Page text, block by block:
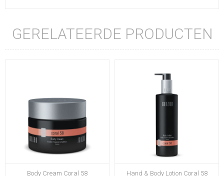
GERELATEERDE PRODUCTEN
Body Cream Coral 58 Hand & Body Lotion Coral 58